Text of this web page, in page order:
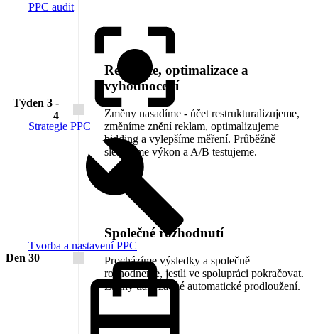
PPC audit
Strategie PPC
Tvorba a nastavení PPC
Realizace, optimalizace a
vyhodnocení
Změny nasadíme - účet restrukturalizujeme,
změníme znění reklam, optimalizujeme
bidding a vylepšíme měření. Průběžně
sledujeme výkon a A/B testujeme.
Týden 3 -
4
Společné rozhodnutí
Procházíme výsledky a společně
rozhodneme, jestli ve spolupráci pokračovat.
Žádný tlak, žádné automatické prodloužení.
Den 30